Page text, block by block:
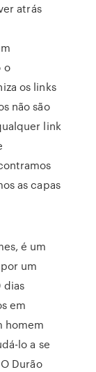
atrás
o
os links
não são
link
as capas
é um
um
dias
em
homem
lo a se
Durão